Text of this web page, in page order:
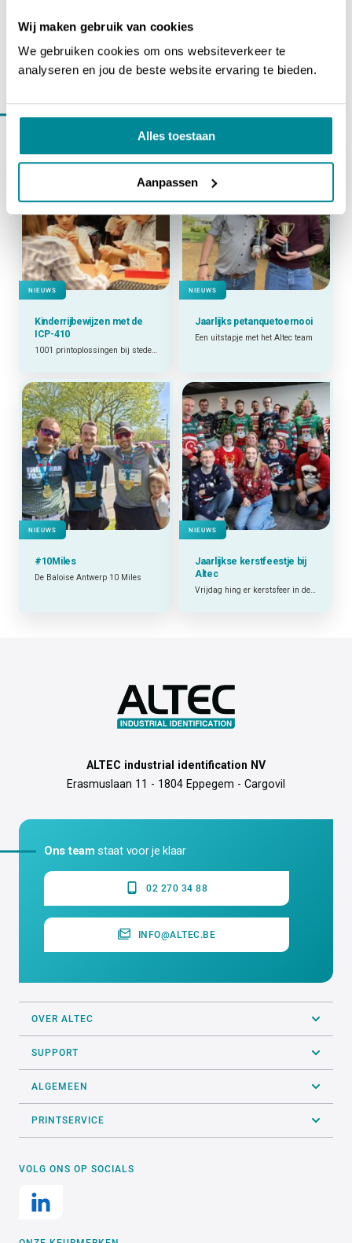
Wij maken gebruik van cookies
We gebruiken cookies om ons websiteverkeer te
analyseren en jou de beste website ervaring te bieden.
Alles toestaan
Aanpassen
Verder lezen binnennieuws
NIEUWS
Kinderrijbewijzen met de
ICP-410
1001 printoplossingen bij steden en gemeenten
NIEUWS
Jaarlijks petanquetoernooi
Een uitstapje met het Altec team
NIEUWS
#10Miles
De Baloise Antwerp 10 Miles
NIEUWS
Jaarlijkse kerstfeestje bij
Altec
Vrijdag hing er kerstsfeer in de lucht op kantoor
ALTEC industrial identification NV
Erasmuslaan 11 - 1804 Eppegem - Cargovil
Ons team staat voor je klaar
02 270 34 88
INFO@ALTEC.BE
OVER ALTEC
SUPPORT
ALGEMEEN
PRINTSERVICE
VOLG ONS OP SOCIALS